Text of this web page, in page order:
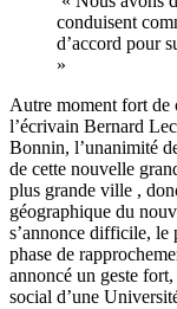
conduisent
d’accord pour
»
Autre moment fort de
l’écrivain Bernard
Bonnin, l’unanimité
de cette nouvelle
plus grande ville ,
géographique du
s’annonce difficile, le
phase de
annoncé un geste
social d’une